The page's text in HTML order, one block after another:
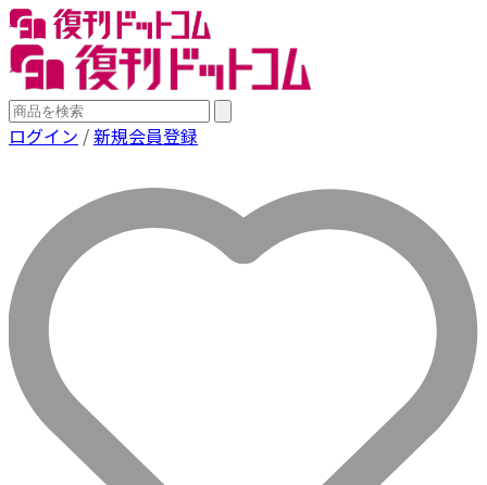
ログイン /新規会員登録